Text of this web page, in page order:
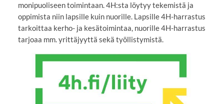
monipuoliseen toimintaan. 4H:sta löytyy tekemistä ja
oppimista niin lapsille kuin nuorille. Lapsille 4H-harrastus
tarkoittaa kerho- ja kesätoimintaa, nuorille 4H-harrastus
tarjoaa mm. yrittäjyyttä sekä työllistymistä.